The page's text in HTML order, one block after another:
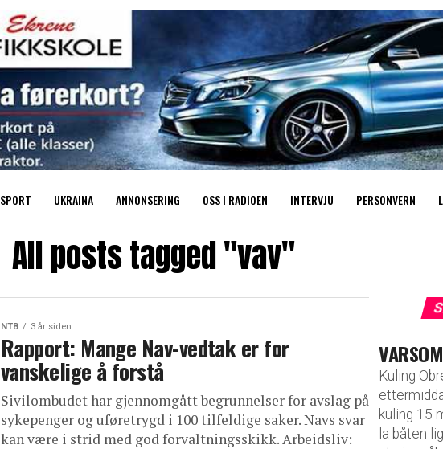
SPORT UKRAINA ANNONSERING OSS I RADIOEN INTERVJU PERSONVERN
All posts tagged "vav"
NTB 3 år siden
Rapport: Mange Nav-vedtak er for
vanskelige å forstå
Sivilombudet har gjennomgått begrunnelser for avslag på
sykepenger og uføretrygd i 100 tilfeldige saker. Navs svar
kan være i strid med god forvaltningsskikk. Arbeidsliv:
Kuling
kuling 15
la båten